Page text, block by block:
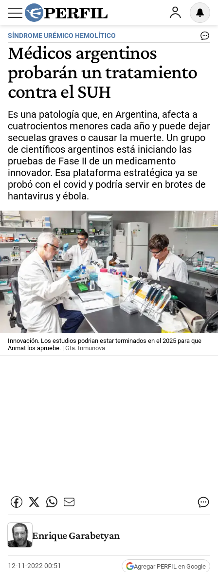
SÍNDROME URÉMICO HEMOLÍTICO
Médicos argentinos
probarán un tratamiento
contra el SUH
Es una patología que, en Argentina, afecta a
cuatrocientos menores cada año y puede dejar
secuelas graves o causar la muerte. Un grupo
de científicos argentinos está iniciando las
pruebas de Fase II de un medicamento
innovador. Esa plataforma estratégica ya se
probó con el covid y podría servir en brotes de
hantavirus y ébola.
Innovación. Los estudios podrian estar terminados en el 2025 para que
Anmat los apruebe. | Gta. Inmunova
Enrique Garabetyan
12-11-2022 00:51 Agregar PERFIL en Google